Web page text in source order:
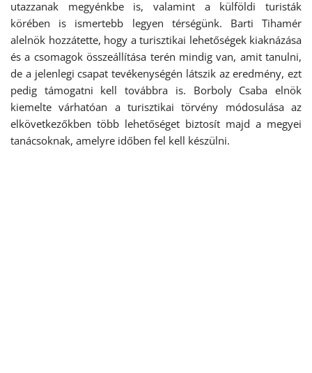
utazzanak megyénkbe is, valamint a külföldi turisták
körében is ismertebb legyen térségünk. Barti Tihamér
alelnök hozzátette, hogy a turisztikai lehetőségek kiaknázása
és a csomagok összeállítása terén mindig van, amit tanulni,
de a jelenlegi csapat tevékenységén látszik az eredmény, ezt
pedig támogatni kell továbbra is. Borboly Csaba elnök
kiemelte várhatóan a turisztikai törvény módosulása az
elkövetkezőkben több lehetőséget biztosít majd a megyei
tanácsoknak, amelyre időben fel kell készülni.